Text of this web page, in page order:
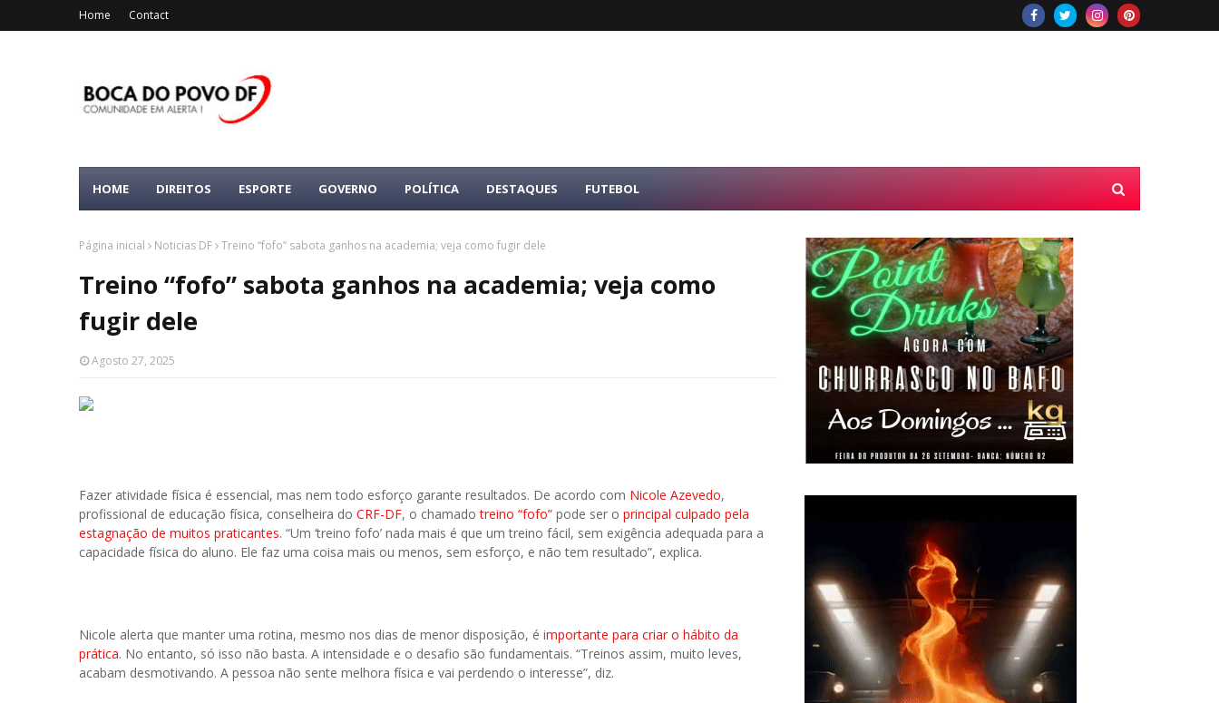
Home Contact
HOME DIREITOS ESPORTE GOVERNO POLÍTICA DESTAQUES FUTEBOL
Página inicial Noticias DF Treino “fofo” sabota ganhos na academia; veja como fugir dele
Treino “fofo” sabota ganhos na academia; veja como
fugir dele
Agosto 27, 2025
Fazer atividade física é essencial, mas nem todo esforço garante resultados. De acordo com Nicole Azevedo,
profissional de educação física, conselheira do CRF-DF, o chamadotreino “fofo” pode ser o principal culpado pela
estagnação de muitos praticantes. “Um ‘treino fofo’ nada mais é que um treino fácil, sem exigência adequada para a
capacidade física do aluno. Ele faz uma coisa mais ou menos, sem esforço, e não tem resultado”, explica.
Nicole alerta que manter uma rotina, mesmo nos dias de menor disposição, é importante para criar o hábito da
prática. No entanto, só isso não basta. A intensidade e o desafio são fundamentais. “Treinos assim, muito leves,
acabam desmotivando. A pessoa não sente melhora física e vai perdendo o interesse”, diz.